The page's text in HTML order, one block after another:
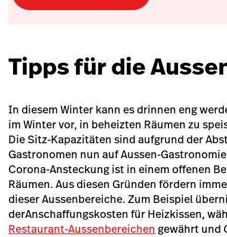
Tipps für die
In diesem Winter kann es drinnen eng
im Winter vor, in beheizten Räumen zu
Die Sitz-Kapazitäten sind aufgrund der
Gastronomen nun auf Aussen-
Corona-Ansteckung ist in einem offenen
Räumen. Aus diesen Gründen fördern
dieser Aussenbereiche. Zum Beispiel
derAnschaffungskosten für Heizkissen,
Restaurant-Aussenbereichen gewährt und